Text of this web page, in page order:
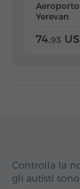
Yerevan
74.93
Controlla la
gli autisti